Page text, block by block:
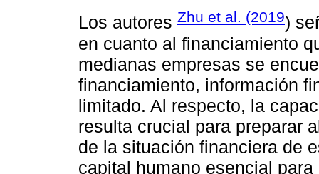
Los autores Zhu et al. (2019)
en cuanto al financiamiento
medianas empresas se
financiamiento, información
limitado. Al respecto, la
resulta crucial para preparar
de la situación financiera de
capital humano esencial